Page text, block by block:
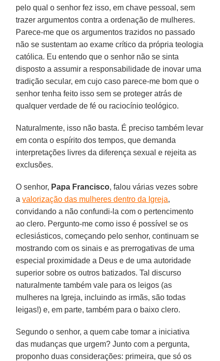
pelo qual o senhor fez isso, em chave pessoal, sem
trazer argumentos contra a ordenação de mulheres.
Parece-me que os argumentos trazidos no passado
não se sustentam ao exame crítico da própria teologia
católica. Eu entendo que o senhor não se sinta
disposto a assumir a responsabilidade de inovar uma
tradição secular, em cujo caso parece-me bom que o
senhor tenha feito isso sem se proteger atrás de
qualquer verdade de fé ou raciocínio teológico.
Naturalmente, isso não basta. É preciso também levar
em conta o espírito dos tempos, que demanda
interpretações livres da diferença sexual e rejeita as
exclusões.
O senhor, Papa Francisco, falou várias vezes sobre
avalorização das mulheres dentro da Igreja,
convidando a não confundi-la com o pertencimento
ao clero. Pergunto-me como isso é possível se os
eclesiásticos, começando pelo senhor, continuam se
mostrando com os sinais e as prerrogativas de uma
especial proximidade a Deus e de uma autoridade
superior sobre os outros batizados. Tal discurso
naturalmente também vale para os leigos (as
mulheres na Igreja, incluindo as irmãs, são todas
leigas!) e, em parte, também para o baixo clero.
Segundo o senhor, a quem cabe tomar a iniciativa
das mudanças que urgem? Junto com a pergunta,
proponho duas considerações: primeira, que só os